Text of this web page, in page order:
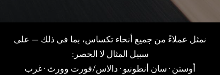
نمثل عملاءً من جميع أنحاء تكساس، بما في ذلك — على
سبيل المثال لا الحصر:
أوستن · سان أنطونيو · دالاس/فورت وورث · غرب